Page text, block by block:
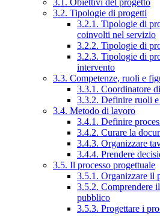
3.1. Obiettivi del progetto
3.2. Tipologie di progetti
3.2.1. Tipologie di
coinvolti nel servizio
3.2.2. Tipologie di
3.2.3. Tipologie di
intervento
3.3. Competenze, ruoli e
3.3.1. Coordinatore
3.3.2. Definire ruoli e
3.4. Metodo di lavoro
3.4.1. Definire
3.4.2. Curare la
3.4.3. Organizzare
3.4.4. Prendere
3.5. Il processo progettuale
3.5.1. Organizzare il
3.5.2. Comprendere
pubblico
3.5.3. Progettare i